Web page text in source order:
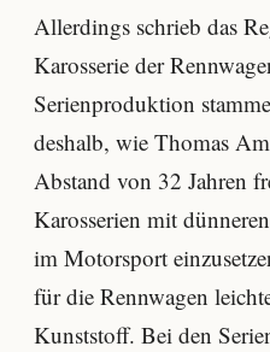
Allerdings schrieb das
Karosserie der
Serienproduktion
deshalb, wie Thomas
Abstand von 32 Jahren
Karosserien mit
im Motorsport
für die Rennwagen
Kunststoff. Bei den